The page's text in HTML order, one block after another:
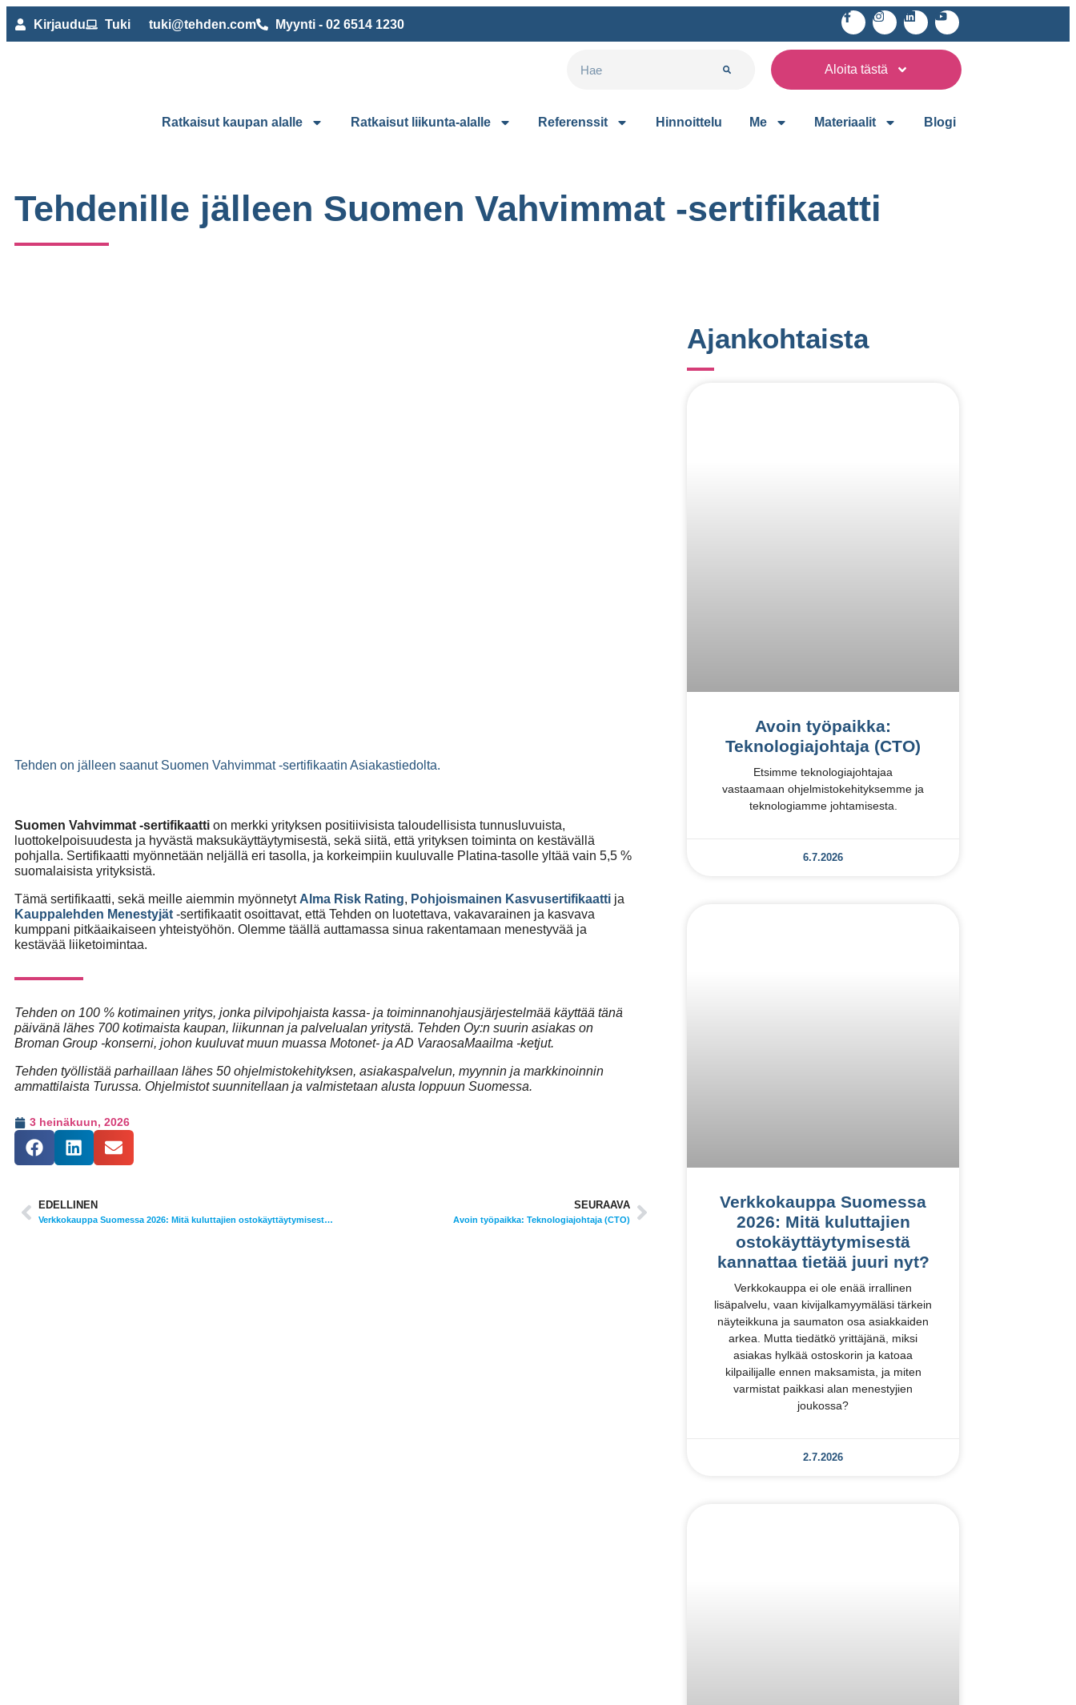
Kirjaudu Tuki tuki@tehden.com Myynti - 02 6514 1230
Aloita tästä
Ratkaisut kaupan alalle Ratkaisut liikunta-alalle Referenssit Hinnoittelu Me Materiaalit Blogi
Tehdenille jälleen Suomen Vahvimmat -sertifikaatti
Tehden on jälleen saanut Suomen Vahvimmat -sertifikaatin Asiakastiedolta.
Suomen Vahvimmat -sertifikaatti on merkki yrityksen positiivisista taloudellisista tunnusluvuista,
luottokelpoisuudesta ja hyvästä maksukäyttäytymisestä, sekä siitä, että yrityksen toiminta on kestävällä
pohjalla. Sertifikaatti myönnetään neljällä eri tasolla, ja korkeimpiin kuuluvalle Platina-tasolle yltää vain 5,5 %
suomalaisista yrityksistä.
Tämä sertifikaatti, sekä meille aiemmin myönnetyt Alma Risk Rating, Pohjoismainen Kasvusertifikaatti ja
Kauppalehden Menestyjät -sertifikaatit osoittavat, että Tehden on luotettava, vakavarainen ja kasvava
kumppani pitkäaikaiseen yhteistyöhön. Olemme täällä auttamassa sinua rakentamaan menestyvää ja
kestävää liiketoimintaa.
Tehden on 100 % kotimainen yritys, jonka pilvipohjaista kassa- ja toiminnanohjausjärjestelmää käyttää tänä
päivänä lähes 700 kotimaista kaupan, liikunnan ja palvelualan yritystä. Tehden Oy:n suurin asiakas on
Broman Group -konserni, johon kuuluvat muun muassa Motonet- ja AD VaraosaMaailma -ketjut.
Tehden työllistää parhaillaan lähes 50 ohjelmistokehityksen, asiakaspalvelun, myynnin ja markkinoinnin
ammattilaista Turussa. Ohjelmistot suunnitellaan ja valmistetaan alusta loppuun Suomessa.
3 heinäkuun, 2026
EDELLINEN
Verkkokauppa Suomessa 2026: Mitä kuluttajien ostokäyttäytymisestä kannattaa tietää juuri nyt?
SEURAAVA
Avoin työpaikka: Teknologiajohtaja (CTO)
Ajankohtaista
Avoin työpaikka:
Teknologiajohtaja (CTO)
Etsimme teknologiajohtajaa
vastaamaan ohjelmistokehityksemme ja
teknologiamme johtamisesta.
6.7.2026
Verkkokauppa Suomessa
2026: Mitä kuluttajien
ostokäyttäytymisestä
kannattaa tietää juuri nyt?
Verkkokauppa ei ole enää irrallinen
lisäpalvelu, vaan kivijalkamyymäläsi tärkein
näyteikkuna ja saumaton osa asiakkaiden
arkea. Mutta tiedätkö yrittäjänä, miksi
asiakas hylkää ostoskorin ja katoaa
kilpailijalle ennen maksamista, ja miten
varmistat paikkasi alan menestyjien
joukossa?
2.7.2026